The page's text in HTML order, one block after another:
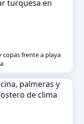
frente a playa